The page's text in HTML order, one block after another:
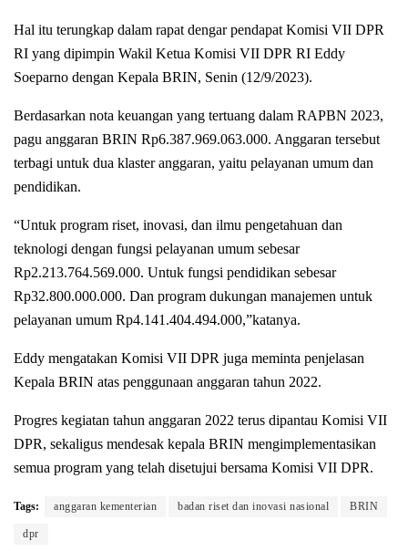
Hal itu terungkap dalam rapat dengar pendapat Komisi VII DPR
RI yang dipimpin Wakil Ketua Komisi VII DPR RI Eddy
Soeparno dengan Kepala BRIN, Senin (12/9/2023).
Berdasarkan nota keuangan yang tertuang dalam RAPBN 2023,
pagu anggaran BRIN Rp6.387.969.063.000. Anggaran tersebut
terbagi untuk dua klaster anggaran, yaitu pelayanan umum dan
pendidikan.
“Untuk program riset, inovasi, dan ilmu pengetahuan dan
teknologi dengan fungsi pelayanan umum sebesar
Rp2.213.764.569.000. Untuk fungsi pendidikan sebesar
Rp32.800.000.000. Dan program dukungan manajemen untuk
pelayanan umum Rp4.141.404.494.000,”katanya.
Eddy mengatakan Komisi VII DPR juga meminta penjelasan
Kepala BRIN atas penggunaan anggaran tahun 2022.
Progres kegiatan tahun anggaran 2022 terus dipantau Komisi VII
DPR, sekaligus mendesak kepala BRIN mengimplementasikan
semua program yang telah disetujui bersama Komisi VII DPR.
Tags: anggaran kementerian badan riset dan inovasi nasional BRIN
dpr